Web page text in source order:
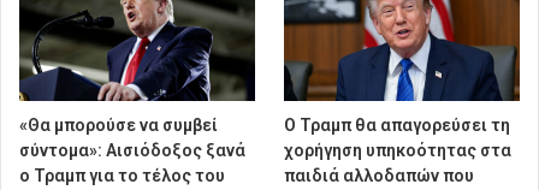
«Θα μπορούσε να συμβεί
σύντομα»: Αισιόδοξος ξανά
ο Τραμπ για το τέλος του
Ο Τραμπ θα απαγορεύσει τη
χορήγηση υπηκοότητας στα
παιδιά αλλοδαπών που